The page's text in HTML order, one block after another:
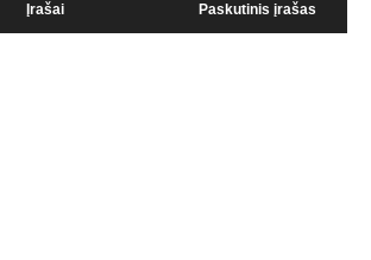
Įrašai Paskutinis įrašas